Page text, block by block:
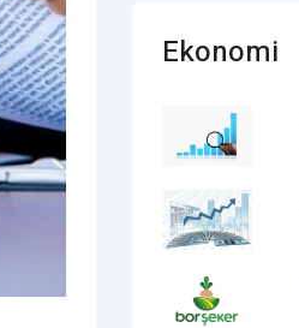
Ekonomi